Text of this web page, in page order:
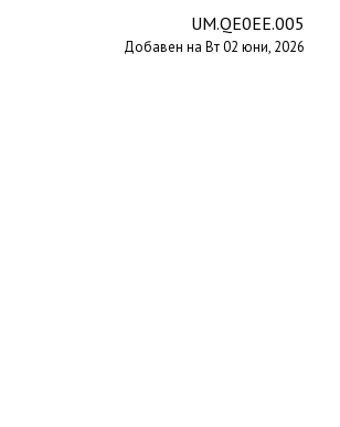
UM.QE0EE.005
Добавен на Вт 02 юни, 2026